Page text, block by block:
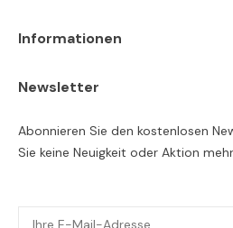
Informationen
Newsletter
Abonnieren Sie den kostenlosen
Sie keine Neuigkeit oder Aktion mehr